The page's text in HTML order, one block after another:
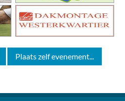
Plaats zelf evenement...